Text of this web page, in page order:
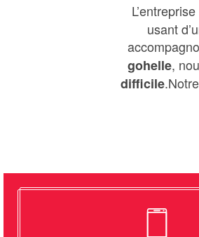
L’entreprise
usant
gohelle,
difficile